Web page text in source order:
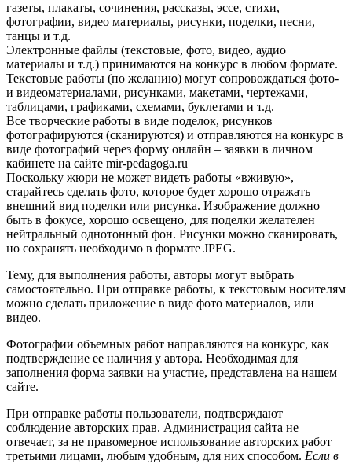
газеты, плакаты, сочинения, рассказы, эссе, стихи,
фотографии, видео материалы, рисунки, поделки, песни,
танцы и т.д.
Электронные файлы (текстовые, фото, видео, аудио
материалы и т.д.) принимаются на конкурс в любом формате.
Текстовые работы (по желанию) могут сопровождаться фото-
и видеоматериалами, рисунками, макетами, чертежами,
таблицами, графиками, схемами, буклетами и т.д.
Все творческие работы в виде поделок, рисунков
фотографируются (сканируются) и отправляются на конкурс в
виде фотографий через форму онлайн – заявки в личном
кабинете на сайте mir-pedagoga.ru
Поскольку жюри не может видеть работы «вживую»,
старайтесь сделать фото, которое будет хорошо отражать
внешний вид поделки или рисунка. Изображение должно
быть в фокусе, хорошо освещено, для поделки желателен
нейтральный однотонный фон. Рисунки можно сканировать,
но сохранять необходимо в формате JPEG.
Тему, для выполнения работы, авторы могут выбрать
самостоятельно. При отправке работы, к текстовым носителям
можно сделать приложение в виде фото материалов, или
видео.
Фотографии объемных работ направляются на конкурс, как
подтверждение ее наличия у автора. Необходимая для
заполнения форма заявки на участие, представлена на нашем
сайте.
При отправке работы пользователи, подтверждают
соблюдение авторских прав. Администрация сайта не
отвечает, за не правомерное использование авторских работ
третьими лицами, любым удобным, для них способом. Если в